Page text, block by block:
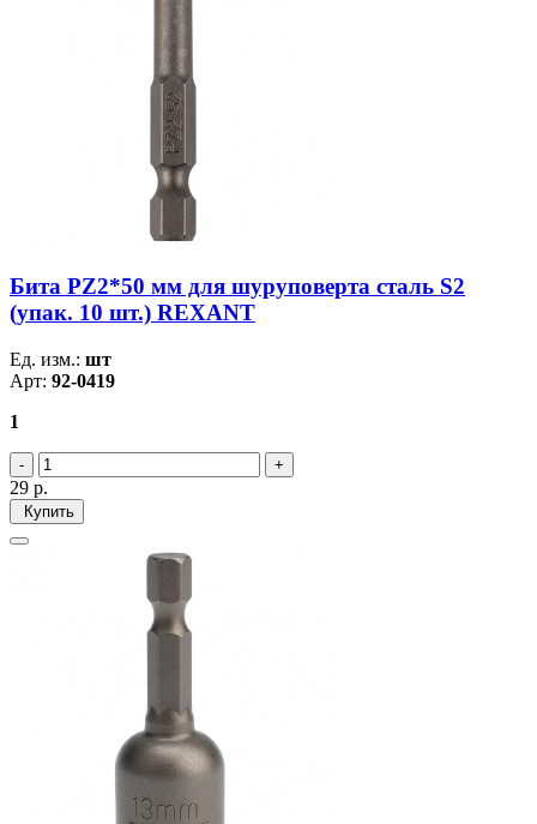
Бита PZ2*50 мм для шуруповерта сталь S2
(упак. 10 шт.) REXANT
Ед. изм.: шт
Арт: 92-0419
1
29 р.
Купить